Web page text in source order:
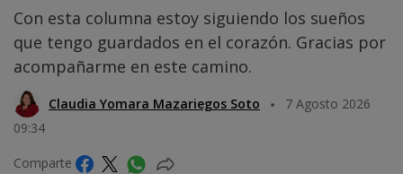
Con esta columna estoy siguiendo los sueños
que tengo guardados en el corazón. Gracias por
acompañarme en este camino.
Claudia Yomara Mazariegos Soto
7 Agosto 2026
09:34
Comparte